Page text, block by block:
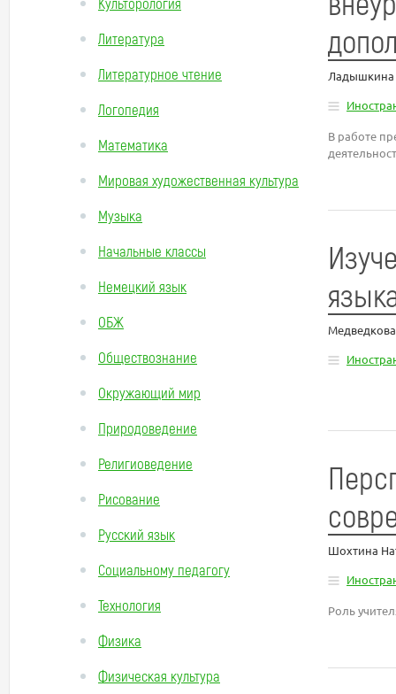
Литература
Литературное чтение
Логопедия
Математика
Мировая художественная культура
Музыка
Начальные классы
Немецкий язык
ОБЖ
Обществознание
Окружающий мир
Природоведение
Религиоведение
Рисование
Русский язык
Социальному педагогу
Технология
Физика
Физическая культура
В работе
Шохтина
Роль